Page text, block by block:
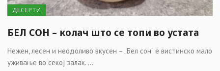
ДЕСЕРТИ
БЕЛ СОН – колач што се топи во устата
Нежен, лесен и неодоливо вкусен – „Бел сон“ е вистинско мало
уживање во секој залак. ...